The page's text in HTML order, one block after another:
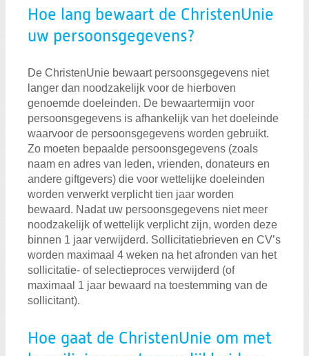
Hoe lang bewaart de ChristenUnie
uw persoonsgegevens?
De ChristenUnie bewaart persoonsgegevens niet
langer dan noodzakelijk voor de hierboven
genoemde doeleinden. De bewaartermijn voor
persoonsgegevens is afhankelijk van het doeleinde
waarvoor de persoonsgegevens worden gebruikt.
Zo moeten bepaalde persoonsgegevens (zoals
naam en adres van leden, vrienden, donateurs en
andere giftgevers) die voor wettelijke doeleinden
worden verwerkt verplicht tien jaar worden
bewaard. Nadat uw persoonsgegevens niet meer
noodzakelijk of wettelijk verplicht zijn, worden deze
binnen 1 jaar verwijderd. Sollicitatiebrieven en CV’s
worden maximaal 4 weken na het afronden van het
sollicitatie- of selectieproces verwijderd (of
maximaal 1 jaar bewaard na toestemming van de
sollicitant).
Hoe gaat de ChristenUnie om met